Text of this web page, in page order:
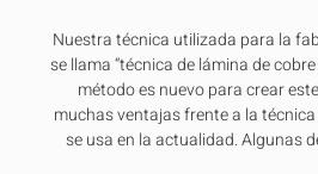
Nuestra técnica utilizada para la
se llama “técnica de lámina de
método es nuevo para crear
muchas ventajas frente a la
se usa en la actualidad. Algunas